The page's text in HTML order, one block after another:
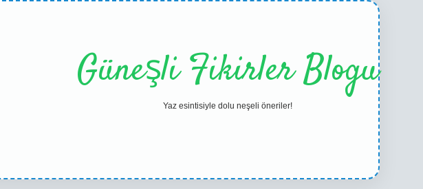
Güneşli Fikirler Blogu
Yaz esintisiyle dolu neşeli öneriler!